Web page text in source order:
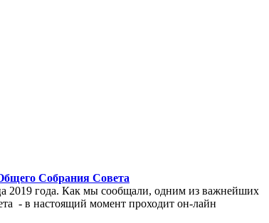
Собрания Совета
2019 года. Как мы сообщали, одним из важнейших
- в настоящий момент проходит он-лайн